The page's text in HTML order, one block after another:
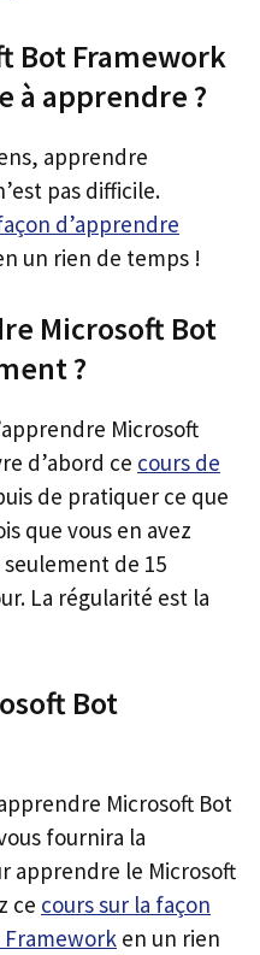
Bot Framework
à apprendre ?
apprendre
pas difficile.
d’apprendre
un rien de temps !
Microsoft Bot
?
Microsoft
d’abord ce cours de
de pratiquer ce que
que vous en avez
seulement de 15
La régularité est la
Bot
Microsoft Bot
fournira la
apprendre le Microsoft
ce cours sur la façon
en un rien